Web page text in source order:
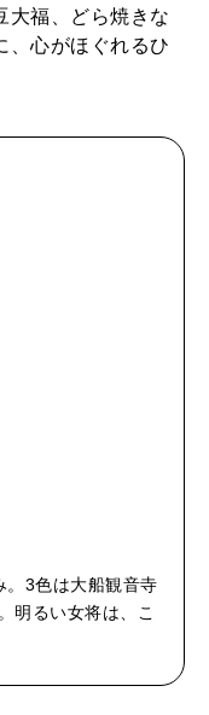
大福、どら焼きな
、心がほぐれるひ
。3色は大船観音寺
明るい女将は、こ